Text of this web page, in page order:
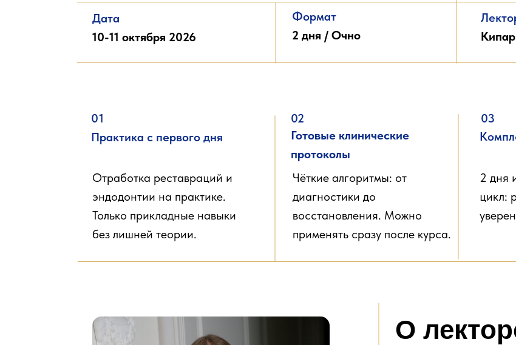
10-11 октября 2026
Дата
2 дня / Очно
Формат
Отработка реставраций и
эндодонтии на практике.
Только прикладные навыки
без лишней теории.
Практика с первого дня
01 02 03
Чёткие алгоритмы: от
диагностики до
восстановления. Можно
применять сразу после курса.
2 дня
цикл:
Готовые клинические
протоколы
О